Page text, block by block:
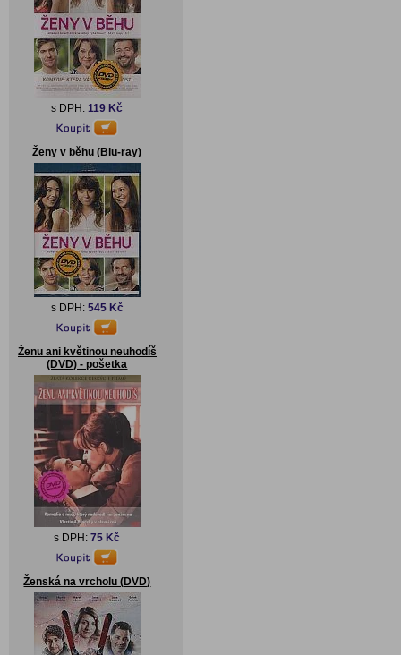
s DPH:119 Kč
Ženy v běhu (Blu-ray)
s DPH: 545 Kč
Ženu ani květinou neuhodíš
(DVD) - pošetka
s DPH:75 Kč
Ženská na vrcholu (DVD)